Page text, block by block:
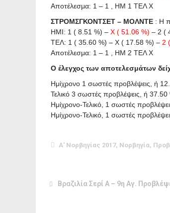
Αποτέλεσμα: 1 – 1 , ΗΜ 1 ΤΕΛ X
ΣΤΡΟΜΣΓΚΟΝΤΣΕΤ – ΜΟΛΝΤΕ : Η
ΗΜΙ: 1 ( 8.51 %) – X ( 51.06 %) – 2 (
ΤΕΛ: 1 ( 35.60 %) – X ( 17.58 %) – 2
Αποτέλεσμα: 1 – 1 , ΗΜ 2 ΤΕΛ X
Ο έλεγχος των αποτελεσμάτων
Ημίχρονο 1 σωστές προβλέψεις, ή
Τελικό 3 σωστές προβλέψεις, ή
Ημίχρονο-Τελικό, 1 σωστές
Ημίχρονο-Τελικό, 1 σωστές
Α' Νορβηγίας 2017, Νορβηγία,
Βραζιλία Σερί Α – 9η Αγ.